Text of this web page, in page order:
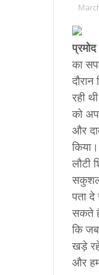
प्रमोद
का
रही
को
और
लौटी
सकुशल
पता
सकते
कि
खड़े रहे
और